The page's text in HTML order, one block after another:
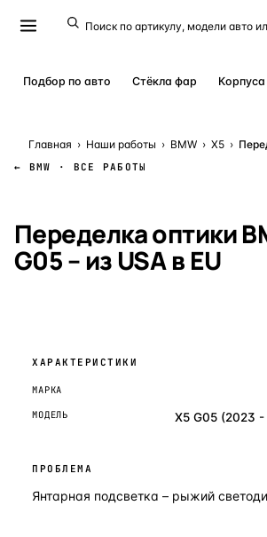
Подбор по авто Стёкла фар Корпуса
Главная › Наши работы › BMW › X5 ›
← BMW · ВСЕ РАБОТЫ
Переделка оптики
G05 – из USA в EU
ХАРАКТЕРИСТИКИ
МАРКА
МОДЕЛЬ X5 G05 (2023 -
ПРОБЛЕМА
Янтарная подсветка – рыжий